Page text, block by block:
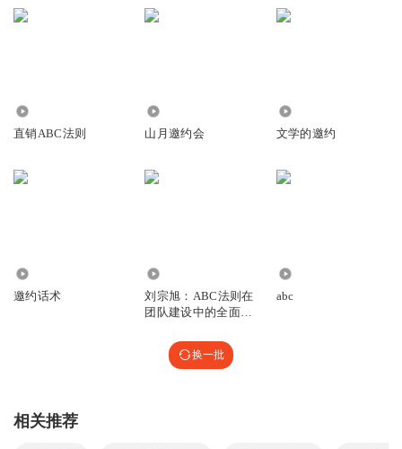
直销ABC法则 山月邀约会 文学的邀约
邀约话术
刘宗旭：ABC法则在
团队建设中的全面运
abc
换一批
相关推荐